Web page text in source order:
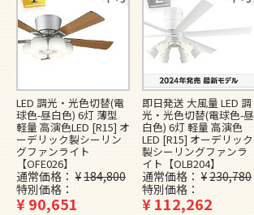
LED 調光・光色切替(電
球色-昼白色) 6灯 薄型
軽量 高演色LED [R15] オ
ーデリック製シーリン
グファンライト
【OFE026】
通常価格 ¥184,800
特別価格
¥90,651
即日発送 大風量 LED 調
光・光色切替(電球色-昼
白色) 6灯 軽量 高演色
LED [R15] オーデリック
製シーリングファンラ
イト【OLB204】
通常価格 ¥230,780
特別価格
¥112,262